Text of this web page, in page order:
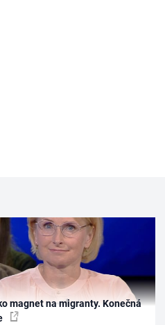
magnet na migranty. Konečná